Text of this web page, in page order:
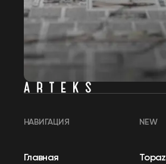
НАВИГАЦИЯ
Главная
NEW
Topaz